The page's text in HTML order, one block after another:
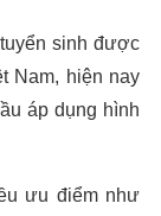
sinh được
Nam, hiện nay
áp dụng hình
ưu điểm như